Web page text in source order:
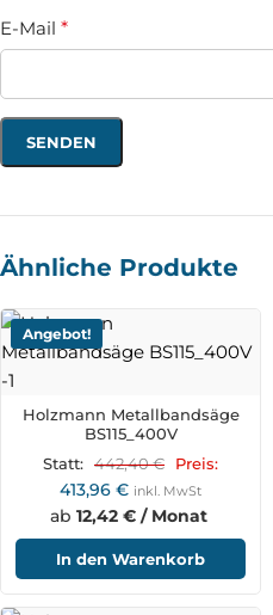
E-Mail *
Ähnliche Produkte
Angebot!
Holzmann Metallbandsäge
BS115_400V
Statt: 442,40€ Preis:
413,96 € inkl. MwSt
ab 12,42 € / Monat
In den Warenkorb